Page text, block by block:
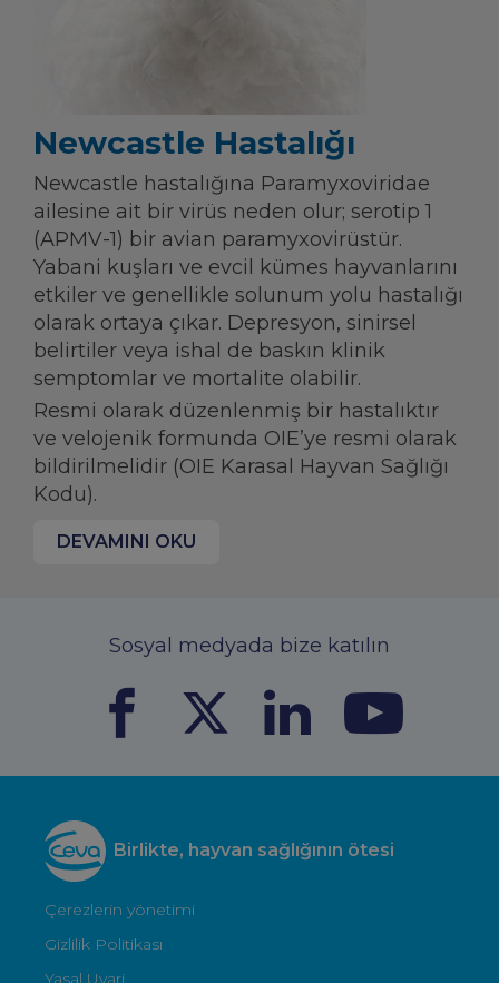
Newcastle Hastalığı
Newcastle hastalığına Paramyxoviridae
ailesine ait bir virüs neden olur; serotip 1
(APMV-1) bir avian paramyxovirüstür.
Yabani kuşları ve evcil kümes hayvanlarını
etkiler ve genellikle solunum yolu hastalığı
olarak ortaya çıkar. Depresyon, sinirsel
belirtiler veya ishal de baskın klinik
semptomlar ve mortalite olabilir.
Resmi olarak düzenlenmiş bir hastalıktır
ve velojenik formunda OIE’ye resmi olarak
bildirilmelidir (OIE Karasal Hayvan Sağlığı
Kodu).
DEVAMINI OKU
Sosyal medyada bize katılın
Birlikte, hayvan sağlığının ötesi
Çerezlerin yönetimi
Gizlilik Politikası
Yasal Uyari